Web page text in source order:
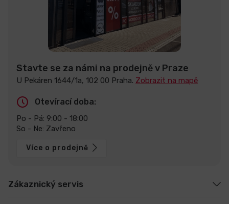
Stavte se za námi na prodejně v Praze
U Pekáren 1644/1a, 102 00 Praha. Zobrazit na mapě
Otevírací doba:
Po - Pá: 9:00 - 18:00
So - Ne: Zavřeno
Více o prodejně
Zákaznický servis